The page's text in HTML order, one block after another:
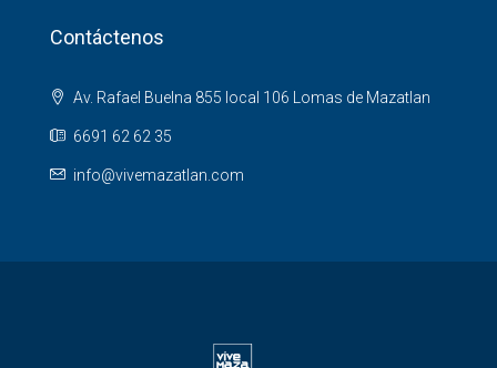
Contáctenos
Av. Rafael Buelna 855 local 106 Lomas de Mazatlan
6691 62 62 35
info@vivemazatlan.com